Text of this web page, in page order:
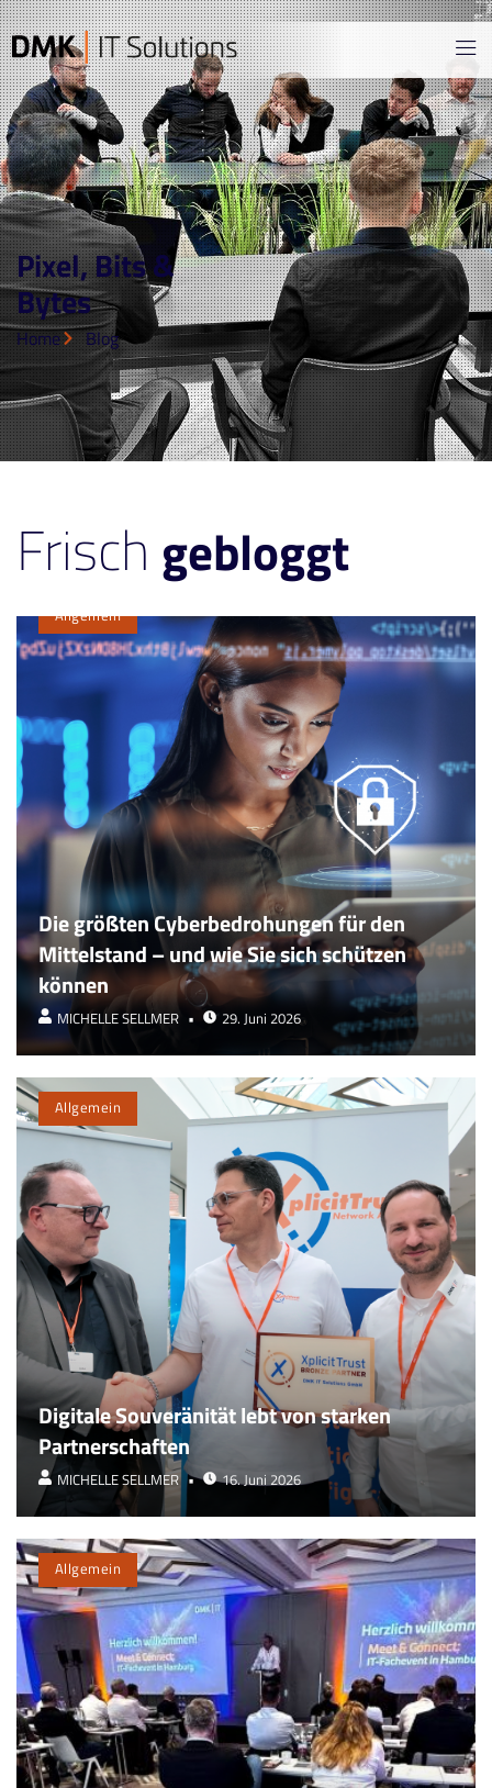
Pixel, Bits &
Bytes
Home Blog
Frisch gebloggt
Allgemein
Die größten Cyberbedrohungen für den
Mittelstand – und wie Sie sich schützen
können
MICHELLE SELLMER 29. Juni 2026
Allgemein
Digitale Souveränität lebt von starken
Partnerschaften
MICHELLE SELLMER 16. Juni 2026
Allgemein